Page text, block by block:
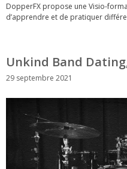
DopperFX propose une Visio-
d’apprendre et de pratiquer
Unkind Band
29 septembre 2021